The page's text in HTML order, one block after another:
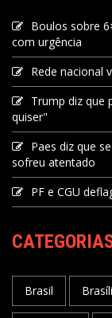
Boulos sobre
com urgência
Rede nacional
Trump diz que
quiser"
Paes diz que
sofreu atentado
PF e CGU
Brasil